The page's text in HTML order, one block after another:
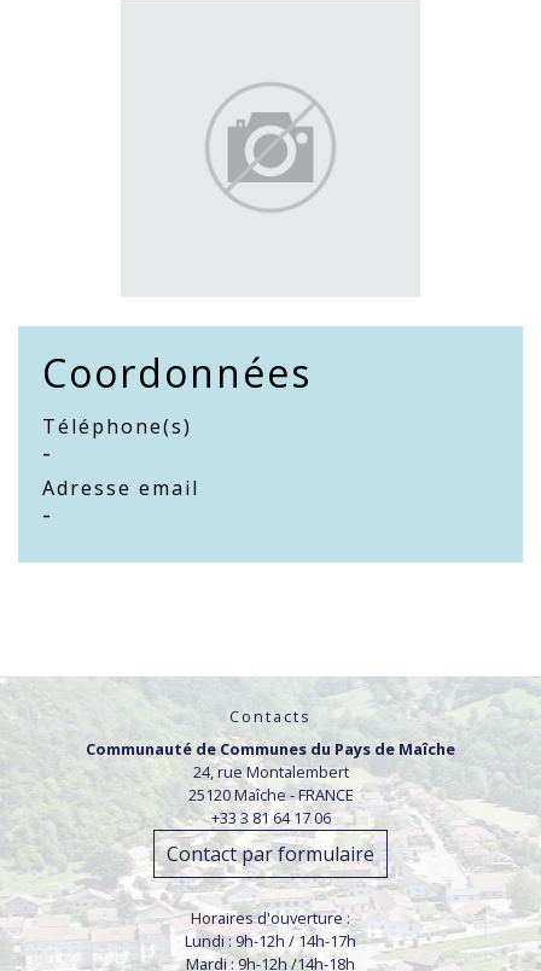
Coordonnées
Téléphone(s)
-
Adresse email
-
Contacts
Communauté de Communes du Pays de Maîche
24, rue Montalembert
25120 Maîche - FRANCE
+33 3 81 64 17 06
Contact par formulaire
Horaires d'ouverture :
Lundi : 9h-12h / 14h-17h
Mardi : 9h-12h /14h-18h